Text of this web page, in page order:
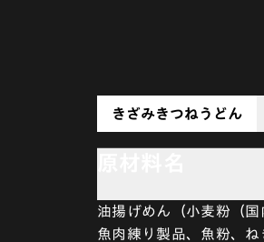
きざみきつねうどん
油揚げめん（小麦粉（
魚肉練り製品、魚粉、